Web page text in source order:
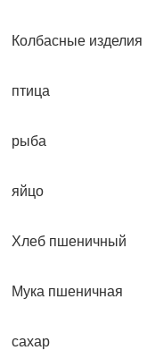
Колбасные изделия
птица
рыба
яйцо
Хлеб пшеничный
Мука пшеничная
сахар